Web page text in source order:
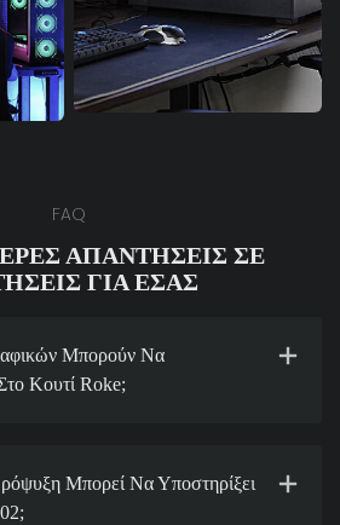
FAQ
ΑΠΑΝΤΉΣΕΙΣ ΣΕ
ΓΙΑ ΕΣΆΣ
Μπορούν Να
Κουτί Roke;
Μπορεί Να Υποστηρίξει